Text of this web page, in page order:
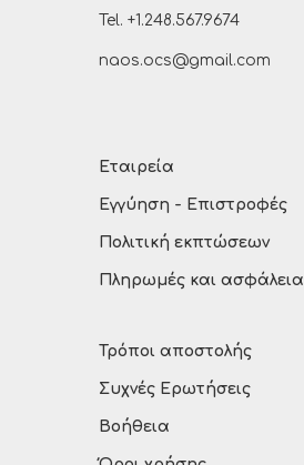
Tel. +1.248.567.9674
naos.ocs@gmail.com
Εταιρεία
Εγγύηση - Επιστροφές
Πολιτική εκπτώσεων
Πληρωμές και ασφάλεια
Τρόποι αποστολής
Συχνές Ερωτήσεις
Βοήθεια